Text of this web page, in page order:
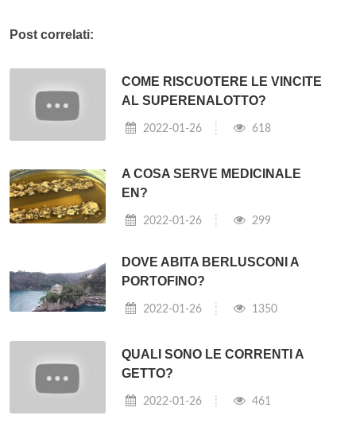
Post correlati:
COME RISCUOTERE LE VINCITE
AL SUPERENALOTTO?
2022-01-26 618
A COSA SERVE MEDICINALE
EN?
2022-01-26 299
DOVE ABITA BERLUSCONI A
PORTOFINO?
2022-01-26 1350
QUALI SONO LE CORRENTI A
GETTO?
2022-01-26 461